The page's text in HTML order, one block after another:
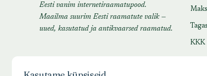
Eesti vanim internetiraamatupood.
Maailma suurim Eesti raamatute valik —
uued, kasutatud ja antikvaarsed raamatud.
KKK